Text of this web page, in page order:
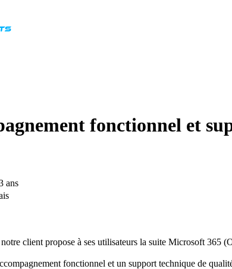
fonctionnel et
ans
client propose à ses utilisateurs la suite Microsoft 365
fonctionnel et un support technique de